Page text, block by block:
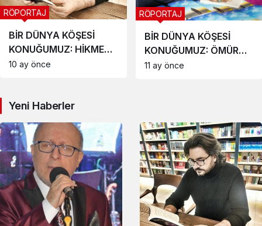
RÖPORTAJ
BİR DÜNYA KÖŞESİ
KONUĞUMUZ: ÖMÜR
GÜRBÜZ
11 ay önce
KONUĞUMUZ: Dr
KANG, BYEONG GHEOL
11 ay önce
Yeni Haberler